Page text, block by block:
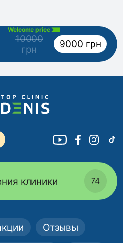
Welcome price
10000
грн
9000 грн
клиники 74
Отзывы